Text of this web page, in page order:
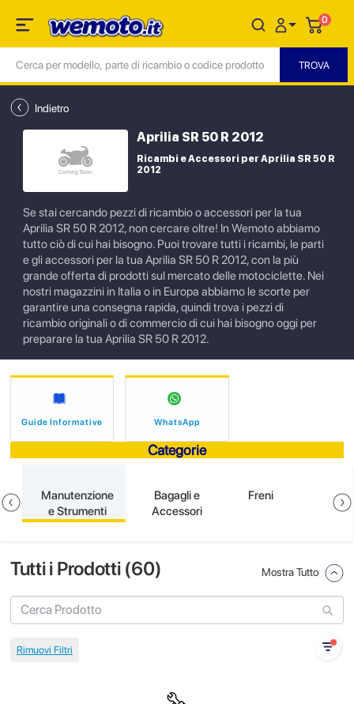
0
Indietro
Aprilia SR 50 R 2012
Ricambi e Accessori per Aprilia SR 50 R
2012
Se stai cercando pezzi di ricambio o accessori per la tua
Aprilia SR 50 R 2012, non cercare oltre! In Wemoto abbiamo
tutto ciò di cui hai bisogno. Puoi trovare tutti i ricambi, le parti
e gli accessori per la tua Aprilia SR 50 R 2012, con la più
grande offerta di prodotti sul mercato delle motociclette. Nei
nostri magazzini in Italia o in Europa abbiamo le scorte per
garantire una consegna rapida, quindi trova i pezzi di
ricambio originali o di commercio di cui hai bisogno oggi per
preparare la tua Aprilia SR 50 R 2012.
Guide Informative WhatsApp
Categorie
Manutenzione
e Strumenti
Bagagli e
Accessori
Freni
Tutti i Prodotti (60) Mostra Tutto